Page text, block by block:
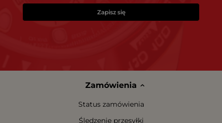
Zapisz się
Zamówienia
Status zamówienia
Śledzenie przesyłki